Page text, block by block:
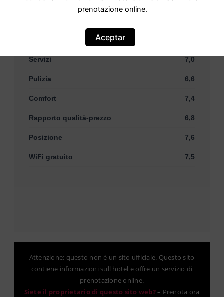
22 commenti
Servizi 7,0
Pulizia 6,6
Comfort 7,4
Rapporto qualità-prezzo 6,8
Posizione 7,6
WiFi gratuito 7,5
Attenzione: questo non è un sito ufficiale. Questo sito
contiene informazioni sull hotel e offre un servizio di
prenotazione online.
Siete il proprietario di questo sito web?– Prenota ora
prenotazione online.
Aceptar